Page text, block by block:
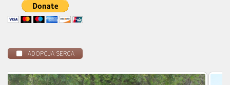
ADOPCJA SERCA